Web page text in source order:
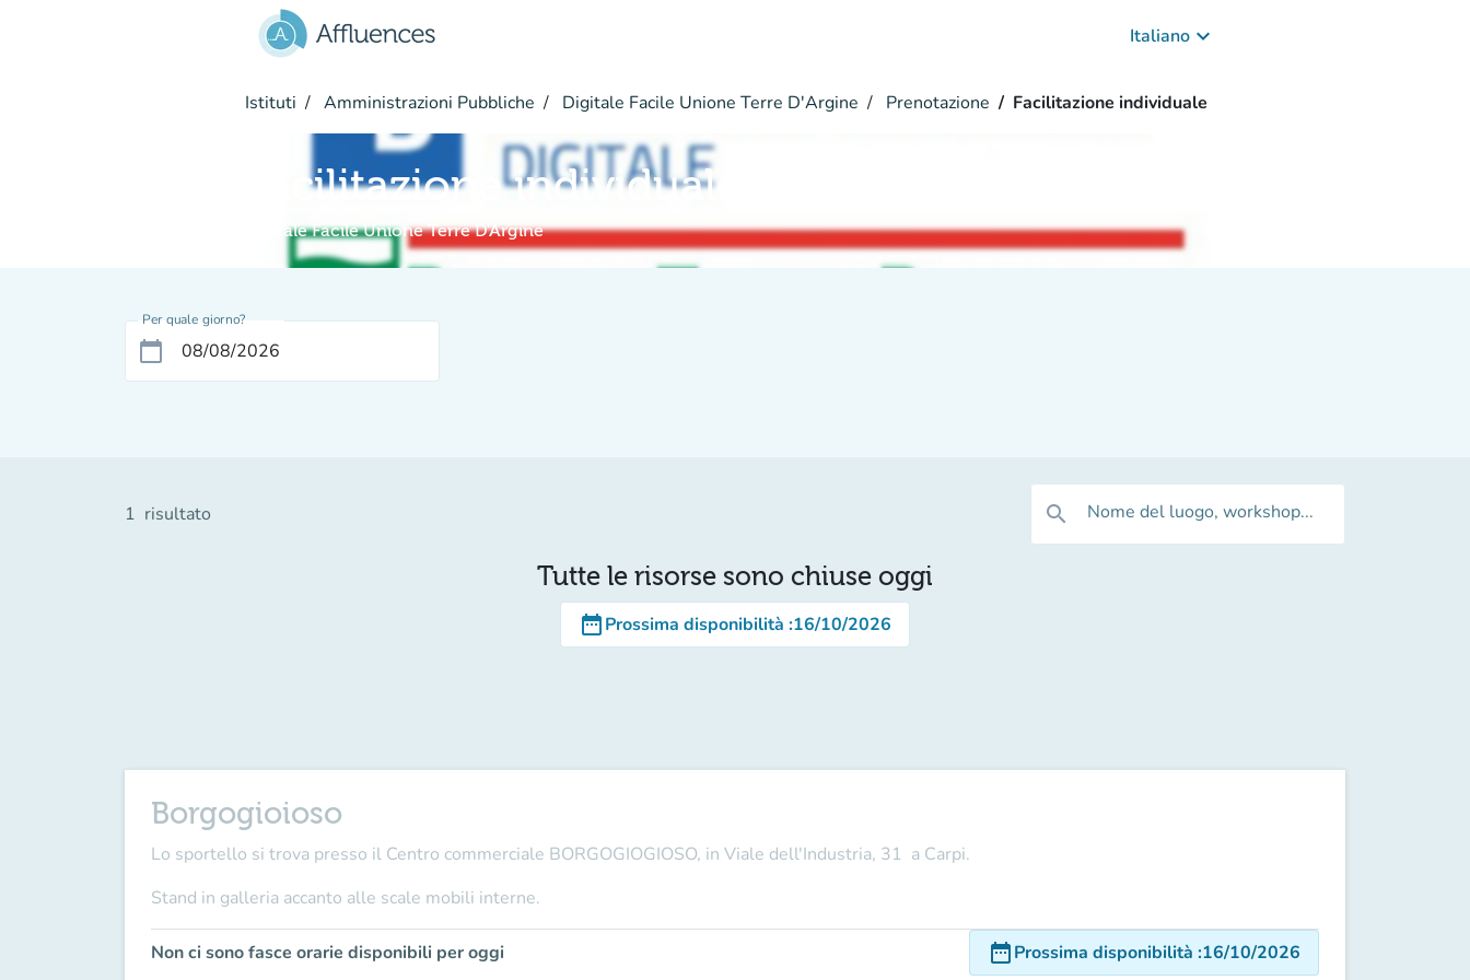
Italiano keyboard_arrow_down
Istituti Amministrazioni Pubbliche Digitale Facile Unione Terre D'Argine Prenotazione Facilitazione individuale
Facilitazione individuale
Digitale Facile Unione Terre D'Argine
Per quale giorno?
calendar_today
1 risultato search Nome del luogo, workshop...
Tutte le risorse sono chiuse oggi
date_rangeProssima disponibilità :16/10/2026
Borgogioioso
Lo sportello si trova presso il Centro commerciale BORGOGIOGIOSO, in Viale dell'Industria, 31 a Carpi.
Stand in galleria accanto alle scale mobili interne.
Non ci sono fasce orarie disponibili per oggi date_rangeProssima disponibilità :16/10/2026